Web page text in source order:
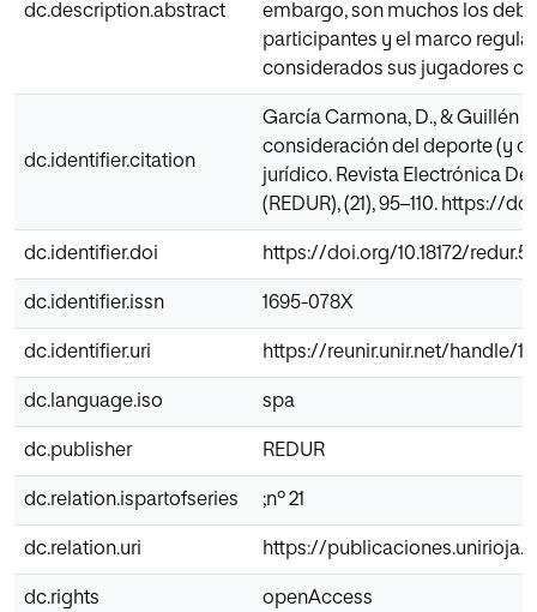
dc.description.abstract
embargo, son muchos los
participantes y el marco
considerados sus jugadores
dc.identifier.citation
García Carmona, D., & Guillén
consideración del deporte (y
jurídico. Revista Electrónica De
(REDUR), (21), 95–110. https://
dc.identifier.doi https://doi.org/10.18172/
dc.identifier.issn 1695-078X
dc.identifier.uri https://reunir.unir.net/handle/
dc.language.iso spa
dc.publisher REDUR
dc.relation.ispartofseries ;nº 21
dc.relation.uri https://
dc.rights openAccess